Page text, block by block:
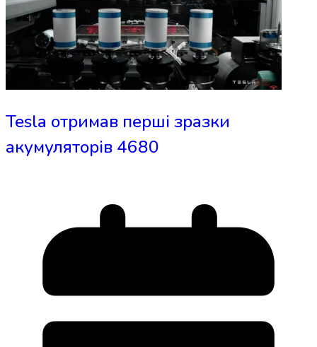
Tesla отримав перші зразки
акумуляторів 4680